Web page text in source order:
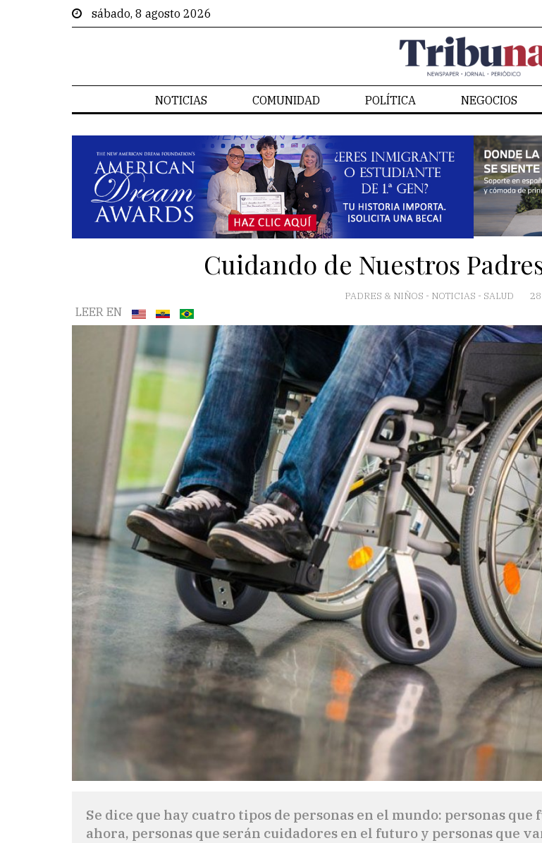
sábado, 8 agosto 2026
NOTICIAS COMUNIDAD POLÍTICA NEGOCIOS
Cuidando de Nuestros
PADRES & NIÑOS - NOTICIAS - SALUD
LEER EN
Se dice que hay cuatro tipos de personas en el mundo: personas
ahora, personas que serán cuidadores en el futuro y personas que